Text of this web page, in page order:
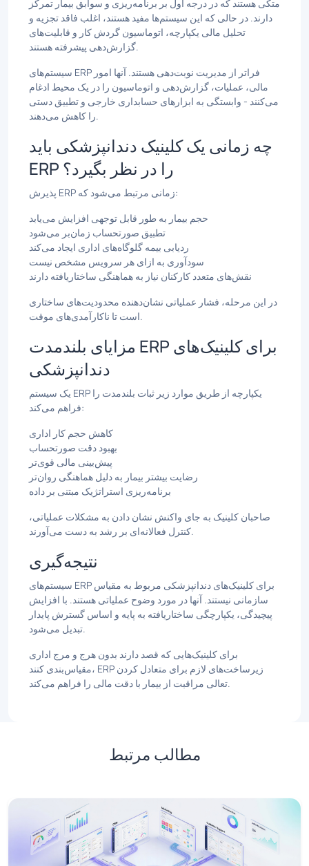
متکی هستند که در درجه اول بر برنامه‌ریزی و سوابق بیمار تمرکز
دارند. در حالی که این سیستم‌ها مفید هستند، اغلب فاقد تجزیه و
تحلیل مالی یکپارچه، اتوماسیون گردش کار و قابلیت‌های
گزارش‌دهی پیشرفته هستند.
سیستم‌های ERP فراتر از مدیریت نوبت‌دهی هستند. آنها امور
مالی، عملیات، گزارش‌دهی و اتوماسیون را در یک محیط ادغام
می‌کنند - وابستگی به ابزارهای حسابداری خارجی و تطبیق دستی
را کاهش می‌دهند.
چه زمانی یک کلینیک دندانپزشکی باید
ERP را در نظر بگیرد؟
پذیرش ERP زمانی مرتبط می‌شود که:
حجم بیمار به طور قابل توجهی افزایش می‌یابد
تطبیق صورتحساب زمان‌بر می‌شود
ردیابی بیمه گلوگاه‌های اداری ایجاد می‌کند
سودآوری به ازای هر سرویس مشخص نیست
نقش‌های متعدد کارکنان نیاز به هماهنگی ساختاریافته دارند
در این مرحله، فشار عملیاتی نشان‌دهنده محدودیت‌های ساختاری
است تا ناکارآمدی‌های موقت.
مزایای بلندمدت ERP برای کلینیک‌های
دندانپزشکی
یک سیستم ERP یکپارچه از طریق موارد زیر ثبات بلندمدت را
فراهم می‌کند:
کاهش حجم کار اداری
بهبود دقت صورتحساب
پیش‌بینی مالی قوی‌تر
رضایت بیشتر بیمار به دلیل هماهنگی روان‌تر
برنامه‌ریزی استراتژیک مبتنی بر داده
صاحبان کلینیک به جای واکنش نشان دادن به مشکلات عملیاتی،
کنترل فعالانه‌ای بر رشد به دست می‌آورند.
نتیجه‌گیری
سیستم‌های ERP برای کلینیک‌های دندانپزشکی مربوط به مقیاس
سازمانی نیستند. آنها در مورد وضوح عملیاتی هستند. با افزایش
پیچیدگی، یکپارچگی ساختاریافته به پایه و اساس گسترش پایدار
تبدیل می‌شود.
برای کلینیک‌هایی که قصد دارند بدون هرج و مرج اداری
مقیاس‌بندی کنند، ERP زیرساخت‌های لازم برای متعادل کردن
تعالی مراقبت از بیمار با دقت مالی را فراهم می‌کند.
مطالب مرتبط